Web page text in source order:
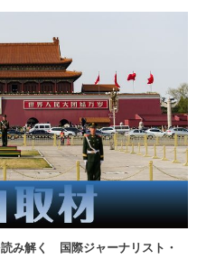
読み解く 国際ジャーナリスト・